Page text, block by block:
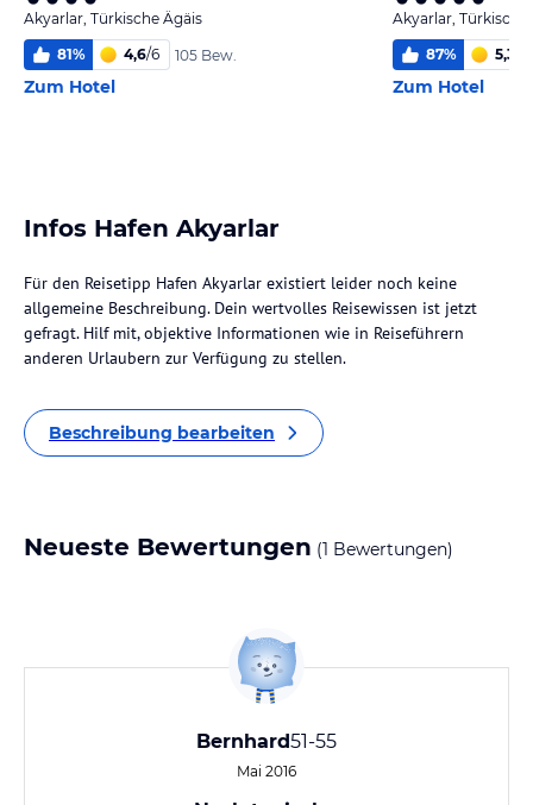
Akyarlar, Türkische Ägäis
81% 4,6/6 105 Bew.
Zum Hotel
Akyarlar, Türkische
87% 5,3
Zum Hotel
Infos Hafen Akyarlar
Für den Reisetipp Hafen Akyarlar existiert leider noch keine
allgemeine Beschreibung. Dein wertvolles Reisewissen ist jetzt
gefragt. Hilf mit, objektive Informationen wie in Reiseführern
anderen Urlaubern zur Verfügung zu stellen.
Beschreibung bearbeiten
Neueste Bewertungen (1 Bewertungen)
Bernhard51-55
Mai 2016